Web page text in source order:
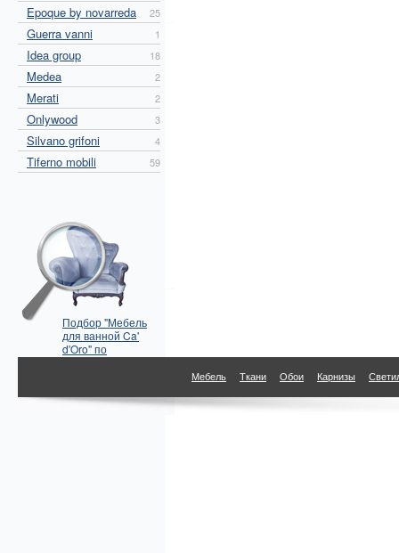
Epoque by novarreda 25
Guerra vanni 1
Idea group 18
Medea 2
Merati 2
Onlywood 3
Silvano grifoni 4
Tiferno mobili 59
Подбор "Мебель
для ванной Ca'
d'Oro" по
параметрам
Мебель Ткани Обои Карнизы